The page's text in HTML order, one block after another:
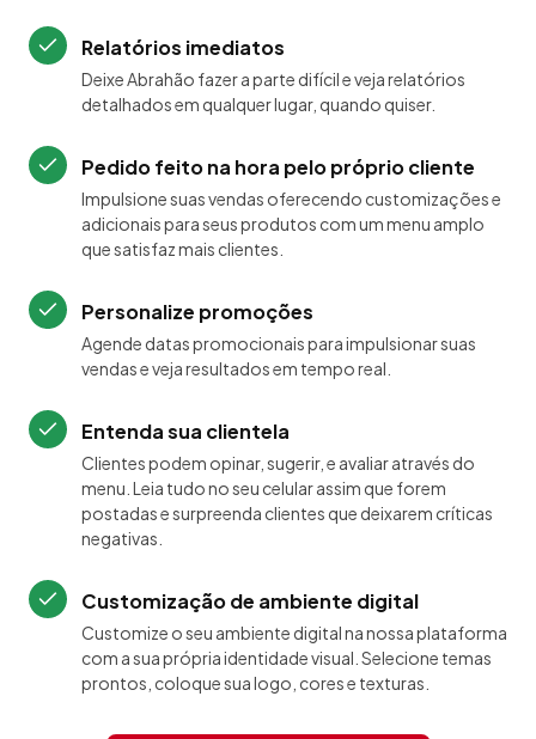
Relatórios imediatos
Deixe Abrahão fazer a parte difícil e veja relatórios
detalhados em qualquer lugar, quando quiser.
Pedido feito na hora pelo próprio cliente
Impulsione suas vendas oferecendo customizações e
adicionais para seus produtos com um menu amplo
que satisfaz mais clientes.
Personalize promoções
Agende datas promocionais para impulsionar suas
vendas e veja resultados em tempo real.
Entenda sua clientela
Clientes podem opinar, sugerir, e avaliar através do
menu. Leia tudo no seu celular assim que forem
postadas e surpreenda clientes que deixarem críticas
negativas.
Customização de ambiente digital
Customize o seu ambiente digital na nossa plataforma
com a sua própria identidade visual. Selecione temas
prontos, coloque sua logo, cores e texturas.